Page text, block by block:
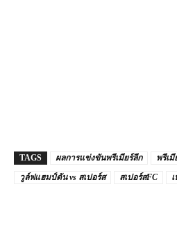
TAGS ผลการแข่งขันพรีเมียร์ลีก พรีเมี
วูล์ฟแฮมป์ตัน vs สเปอร์ส
สเปอร์สFC